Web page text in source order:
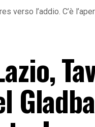
verso l’addio. C’è